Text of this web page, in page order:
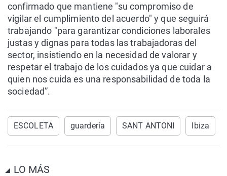
confirmado que mantiene "su compromiso de
vigilar el cumplimiento del acuerdo" y que seguirá
trabajando "para garantizar condiciones laborales
justas y dignas para todas las trabajadoras del
sector, insistiendo en la necesidad de valorar y
respetar el trabajo de los cuidados ya que cuidar a
quien nos cuida es una responsabilidad de toda la
sociedad”.
ESCOLETA guardería SANT ANTONI Ibiza
LO MÁS